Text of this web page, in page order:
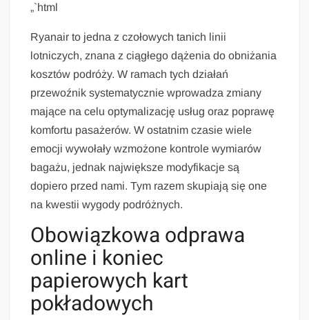
„`html
Ryanair to jedna z czołowych tanich linii
lotniczych, znana z ciągłego dążenia do obniżania
kosztów podróży. W ramach tych działań
przewoźnik systematycznie wprowadza zmiany
mające na celu optymalizację usług oraz poprawę
komfortu pasażerów. W ostatnim czasie wiele
emocji wywołały wzmożone kontrole wymiarów
bagażu, jednak największe modyfikacje są
dopiero przed nami. Tym razem skupiają się one
na kwestii wygody podróżnych.
Obowiązkowa odprawa
online i koniec
papierowych kart
pokładowych